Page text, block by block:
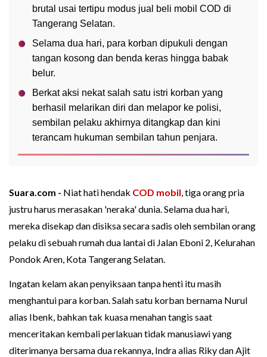
brutal usai tertipu modus jual beli mobil COD di
Tangerang Selatan.
Selama dua hari, para korban dipukuli dengan
tangan kosong dan benda keras hingga babak
belur.
Berkat aksi nekat salah satu istri korban yang
berhasil melarikan diri dan melapor ke polisi,
sembilan pelaku akhirnya ditangkap dan kini
terancam hukuman sembilan tahun penjara.
Suara.com - Niat hati hendak COD mobil, tiga orang pria
justru harus merasakan 'neraka' dunia. Selama dua hari,
mereka disekap dan disiksa secara sadis oleh sembilan orang
pelaku di sebuah rumah dua lantai di Jalan Eboni 2, Kelurahan
Pondok Aren, Kota Tangerang Selatan.
Ingatan kelam akan penyiksaan tanpa henti itu masih
menghantui para korban. Salah satu korban bernama Nurul
alias Ibenk, bahkan tak kuasa menahan tangis saat
menceritakan kembali perlakuan tidak manusiawi yang
diterimanya bersama dua rekannya, Indra alias Riky dan Ajit